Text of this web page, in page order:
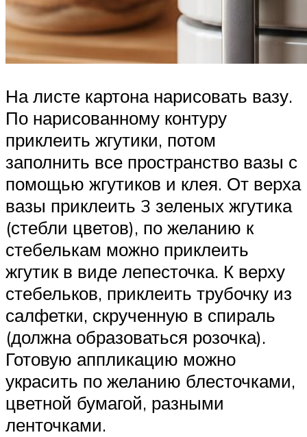
На листе картона нарисовать вазу.
По нарисованному контуру
приклеить жгутики, потом
заполнить все пространство вазы с
помощью жгутиков и клея. От верха
вазы приклеить 3 зеленых жгутика
(стебли цветов), по желанию к
стебелькам можно приклеить
жгутик в виде лепесточка. К верху
стебельков, приклеить трубочку из
салфетки, скрученную в спираль
(должна образоваться розочка).
Готовую аппликацию можно
украсить по желанию блесточками,
цветной бумагой, разными
ленточками.